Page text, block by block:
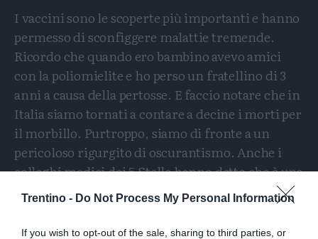
Trentino - Do Not Process My Personal Information
If you wish to opt-out of the sale, sharing to third parties, or
I vaccini sono le scoperte più importanti e hanno
permesso di sconfiggere malattie tremende.
Ricordo che quando ero bambino avevo amici
con la poliomielite e ho perso un fratellino di 3
anni a causa della pertosse. E faccio notare che in
Italia siamo tornati a contare a decine i morti per
il morbillo. Purtroppo, siamo di fronte a un
pericoloso rigurgito di oscurantismo. Anche i
colleghi medici dei 5 Stelle hanno detto che è una
vergogna. E’ stato sospeso l’obbligo per
rispondere a gruppi minoritari e ideologici, ma
così mettono in pericolo i bambini.